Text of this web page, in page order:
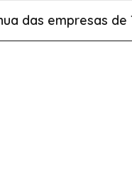
das empresas de